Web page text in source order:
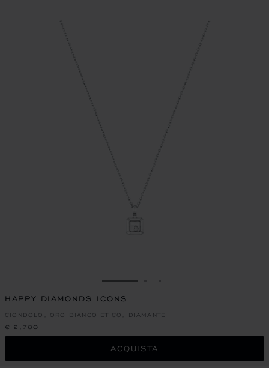
VAI ALLA SLIDE 1
HAPPY DIAMONDS ICONS
CIONDOLO, ORO BIANCO ETICO, DIAMANTE
€ 2,780
ACQUISTA